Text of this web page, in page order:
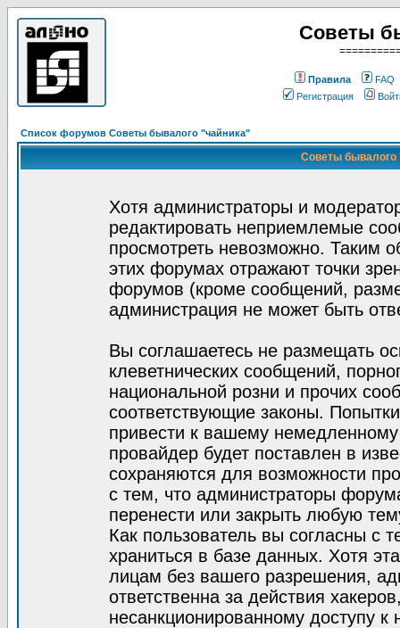
Советы
Правила
FAQ
Регистрация
Список форумов Советы бывалого "чайника"
Советы бывалого
Хотя администраторы и
редактировать неприемлемые
просмотреть невозможно. Таким
этих форумах отражают точки
форумов (кроме сообщений,
администрация не может быть
Вы соглашаетесь не размещать
клеветнических сообщений,
национальной розни и прочих
соответствующие законы.
привести к вашему
провайдер будет поставлен в
сохраняются для возможности
с тем, что администраторы
перенести или закрыть любую
Как пользователь вы согласны с
храниться в базе данных. Хотя
лицам без вашего разрешения,
ответственна за действия
несанкционированному доступу к